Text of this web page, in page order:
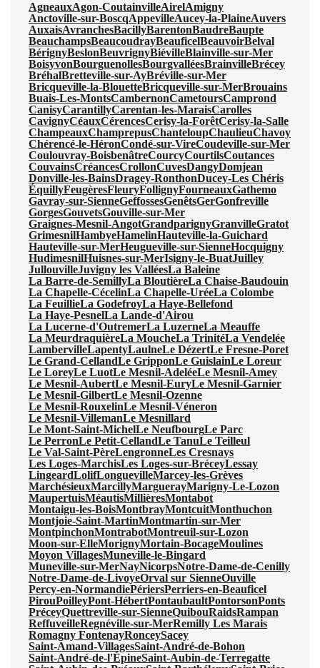
AgneauxAgon-CoutainvilleAirelAmigny
Anctoville-sur-BoscqAppevilleAucey-la-PlaineAuvers
AuxaisAvranchesBacillyBarentonBaudreBaupte
BeauchampsBeaucoudrayBeauficelBeauvoirBelval
BérignyBeslonBeuvrignyBiévilleBlainville-sur-Mer
BoisyvonBourguenollesBourgvalléesBrainvilleBrécey
BréhalBretteville-sur-AyBréville-sur-Mer
Bricqueville-la-BlouetteBricqueville-sur-MerBrouains
Buais-Les-MontsCambernonCametoursCamprond
CanisyCarantillyCarentan-les-MaraisCarolles
CavignyCéauxCérencesCerisy-la-ForêtCerisy-la-Salle
ChampeauxChamprepusChanteloupChaulieuChavoy
Chérencé-le-HéronCondé-sur-VireCoudeville-sur-Mer
Coulouvray-BoisbenâtreCourcyCourtilsCoutances
CouvainsCréancesCrollonCuvesDangyDomjean
Donville-les-BainsDragey-RonthonDucey-Les Chéris
ÉquillyFeugèresFleuryFollignyFourneauxGathemo
Gavray-sur-SienneGeffossesGenêtsGerGonfreville
GorgesGouvetsGouville-sur-Mer
Graignes-Mesnil-AngotGrandparignyGranvilleGratot
GrimesnilHambyeHamelinHauteville-la-Guichard
Hauteville-sur-MerHeugueville-sur-SienneHocquigny
HudimesnilHuisnes-sur-MerIsigny-le-BuatJuilley
JullouvilleJuvigny les ValléesLa Baleine
La Barre-de-SemillyLa BloutièreLa Chaise-Baudouin
La Chapelle-CécelinLa Chapelle-UréeLa Colombe
La FeuillieLa GodefroyLa Haye-Bellefond
La Haye-PesnelLa Lande-d'Airou
La Lucerne-d'OutremerLa LuzerneLa Meauffe
La MeurdraquièreLa MoucheLa TrinitéLa Vendelée
LambervilleLapentyLaulneLe DézertLe Fresne-Poret
Le Grand-CellandLe GripponLe GuislainLe Loreur
Le LoreyLe LuotLe Mesnil-AdeléeLe Mesnil-Amey
Le Mesnil-AubertLe Mesnil-EuryLe Mesnil-Garnier
Le Mesnil-GilbertLe Mesnil-Ozenne
Le Mesnil-RouxelinLe Mesnil-Véneron
Le Mesnil-VillemanLe Mesnillard
Le Mont-Saint-MichelLe NeufbourgLe Parc
Le PerronLe Petit-CellandLe TanuLe Teilleul
Le Val-Saint-PèreLengronneLes Cresnays
Les Loges-MarchisLes Loges-sur-BréceyLessay
LingeardLolifLonguevilleMarcey-les-Grèves
MarchésieuxMarcillyMarguerayMarigny-Le-Lozon
MaupertuisMéautisMillièresMontabot
Montaigu-les-BoisMontbrayMontcuitMonthuchon
Montjoie-Saint-MartinMontmartin-sur-Mer
MontpinchonMontrabotMontreuil-sur-Lozon
Moon-sur-ElleMorignyMortain-BocageMoulines
Moyon VillagesMuneville-le-Bingard
Muneville-sur-MerNayNicorpsNotre-Dame-de-Cenilly
Notre-Dame-de-LivoyeOrval sur SienneOuville
Percy-en-NormandiePériersPerriers-en-Beauficel
PirouPoilleyPont-HébertPontaubaultPontorsonPonts
PréceyQuettreville-sur-SienneQuibouRaidsRampan
ReffuveilleRegnéville-sur-MerRemilly Les Marais
Romagny FontenayRonceySacey
Saint-Amand-VillagesSaint-André-de-Bohon
Saint-André-de-l'ÉpineSaint-Aubin-de-Terregatte